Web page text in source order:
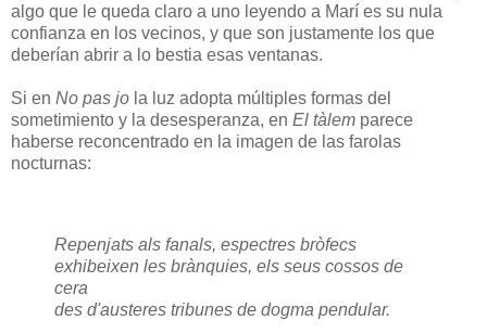
algo que le queda claro a uno leyendo a Marí es su nula
confianza en los vecinos, y que son justamente los que
deberían abrir a lo bestia esas ventanas.
Si en No pas jo la luz adopta múltiples formas del
sometimiento y la desesperanza, en El tàlem parece
haberse reconcentrado en la imagen de las farolas
nocturnas:
Repenjats als fanals, espectres bròfecs
exhibeixen les brànquies, els seus cossos de
cera
des d'austeres tribunes de dogma pendular.